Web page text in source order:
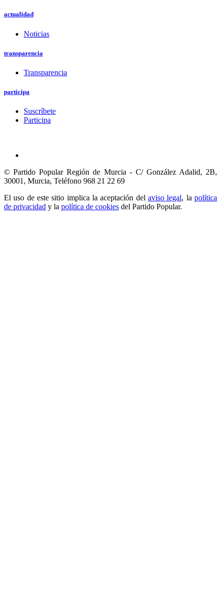
actualidad
Noticias
transparencia
Transparencia
participa
Suscríbete
Participa
© Partido Popular Región de Murcia - C/ González Adalid, 2B,
30001, Murcia, Teléfono 968 21 22 69
El uso de este sitio implica la aceptación del aviso legal, lapolítica
de privacidad y la política de cookies del Partido Popular.